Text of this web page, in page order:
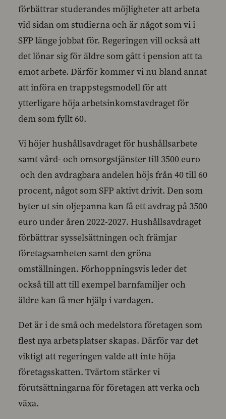
förbättrar studerandes möjligheter att arbeta
vid sidan om studierna och är något som vi i
SFP länge jobbat för. Regeringen vill också att
det lönar sig för äldre som gått i pension att ta
emot arbete. Därför kommer vi nu bland annat
att införa en trappstegsmodell för att
ytterligare höja arbetsinkomstavdraget för
dem som fyllt 60.
Vi höjer hushållsavdraget för hushållsarbete
samt vård- och omsorgstjänster till 3500 euro
och den avdragbara andelen höjs från 40 till 60
procent, något som SFP aktivt drivit. Den som
byter ut sin oljepanna kan få ett avdrag på 3500
euro under åren 2022-2027. Hushållsavdraget
förbättrar sysselsättningen och främjar
företagsamheten samt den gröna
omställningen. Förhoppningsvis leder det
också till att till exempel barnfamiljer och
äldre kan få mer hjälp i vardagen.
Det är i de små och medelstora företagen som
flest nya arbetsplatser skapas. Därför var det
viktigt att regeringen valde att inte höja
företagsskatten. Tvärtom stärker vi
förutsättningarna för företagen att verka och
växa.